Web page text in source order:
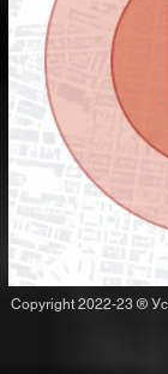
Copyright 2022-23 ®